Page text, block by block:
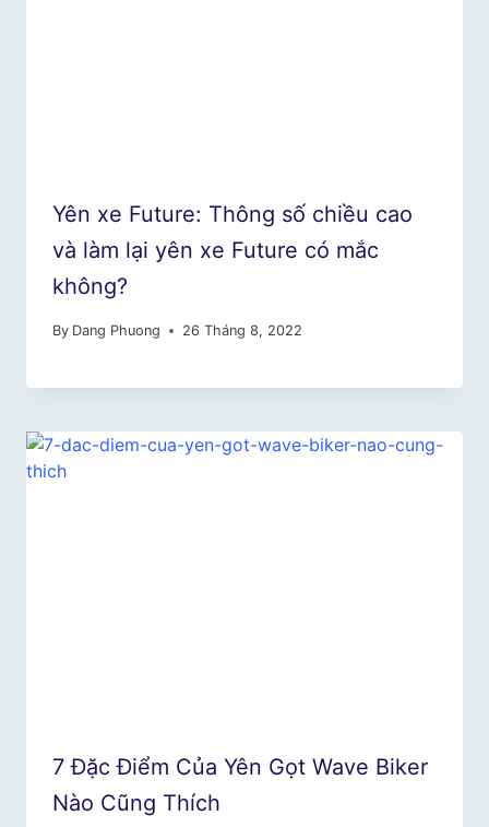
Yên xe Future: Thông số chiều cao
và làm lại yên xe Future có mắc
không?
By Dang Phuong 26 Tháng 8, 2022
7 Đặc Điểm Của Yên Gọt Wave Biker
Nào Cũng Thích